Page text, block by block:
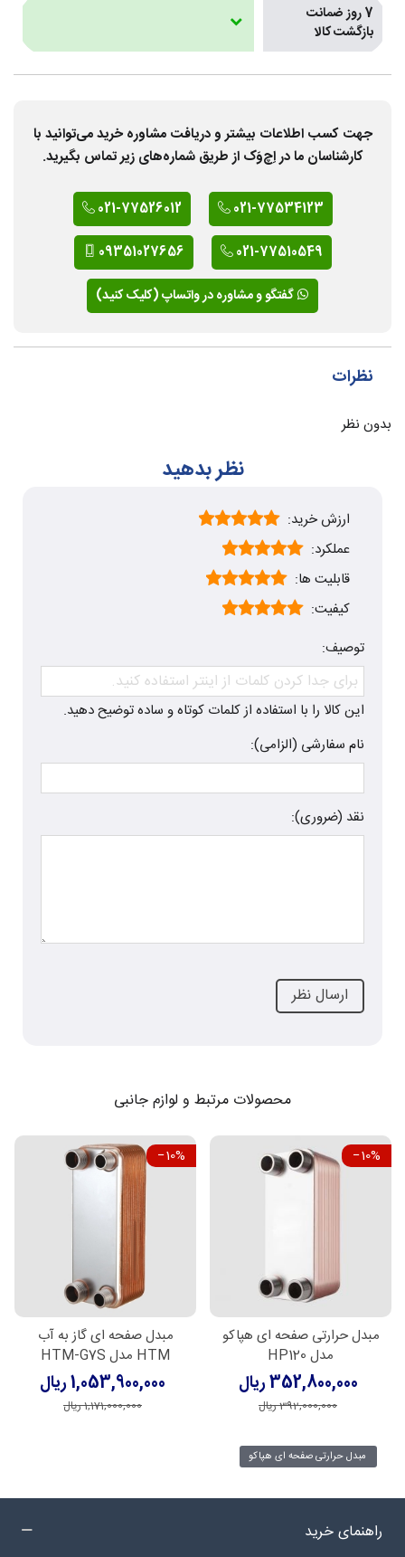
7 روز ضمانت
بازگشت کالا
جهت کسب اطلاعات بیشتر و دریافت مشاوره خرید می‌توانید با
کارشناسان ما در اِچ‌وَک از طریق شماره‌های زیر تماس بگیرید.
021-77534123
021-77526012
021-77510549
09351027656
گفتگو و مشاوره در واتساپ (کلیک کنید)
نظرات
بدون نظر
نظر بدهید
ارزش خرید:
عملکرد:
قابلیت ها:
کیفیت:
توصیف:
این کالا را با استفاده از کلمات کوتاه و ساده توضیح دهید.
نام سفارشی (الزامی):
نقد (ضروری):
محصولات مرتبط و لوازم جانبی
‎−10%
مبدل حرارتی صفحه ای هپاکو
مدل HP120
352,800,000 ریال
392,000,000 ریال
‎−10%
مبدل صفحه ای گاز به آب
HTM مدل HTM-G7S
1,053,900,000 ریال
1,171,000,000 ریال
مبدل حرارتی صفحه ای هپاکو
راهنمای خرید